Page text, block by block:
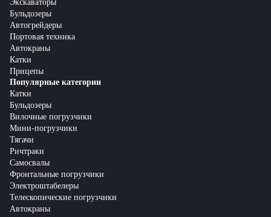
Экскаваторы
Бульдозеры
Автогрейдеры
Портовая техника
Автокраны
Катки
Прицепы
Популярные категории
Катки
Бульдозеры
Вилочные погрузчики
Мини-погрузчики
Тягачи
Ричтраки
Самосвалы
Фронтальные погрузчики
Электроштабелеры
Телескопические погрузчики
Автокраны